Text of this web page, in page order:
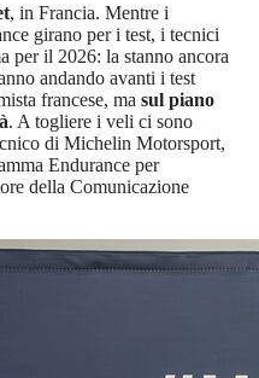
, in Francia. Mentre i
girano per i test, i tecnici
per il 2026: la stanno ancora
andando avanti i test
francese, ma sul piano
. A togliere i veli ci sono
di Michelin Motorsport,
Endurance per
della Comunicazione